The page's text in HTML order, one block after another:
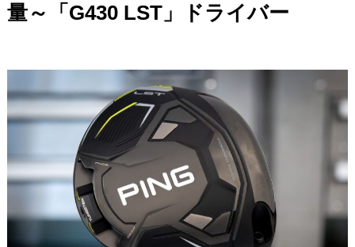
量～「G430 LST」ドライバー